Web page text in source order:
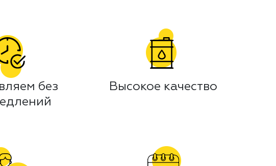
без
Высокое качество